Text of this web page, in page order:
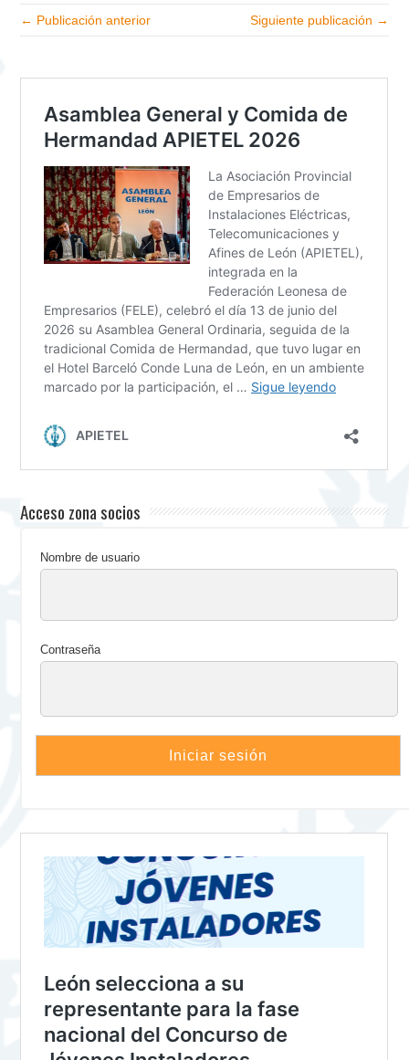
← Publicación anterior Siguiente publicación →
Acceso zona socios
Nombre de usuario
Contraseña